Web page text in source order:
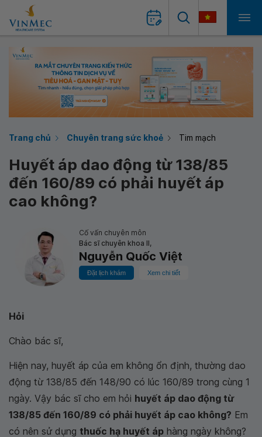
Trang chủ Chuyên trang sức khoẻ Tim mạch
Huyết áp dao động từ 138/85
đến 160/89 có phải huyết áp
cao không?
Cố vấn chuyên môn
Bác sĩ chuyên khoa II,
Nguyễn Quốc Việt
Đặt lịch khám Xem chi tiết
Hỏi
Chào bác sĩ,
Hiện nay, huyết áp của em không ổn định, thường dao
động từ 138/85 đến 148/90 có lúc 160/89 trong cùng 1
ngày. Vậy bác sĩ cho em hỏi huyết áp dao động từ
138/85 đến 160/89 có phải huyết áp cao không? Em
có nên sử dụng thuốc hạ huyết áp hàng ngày không?